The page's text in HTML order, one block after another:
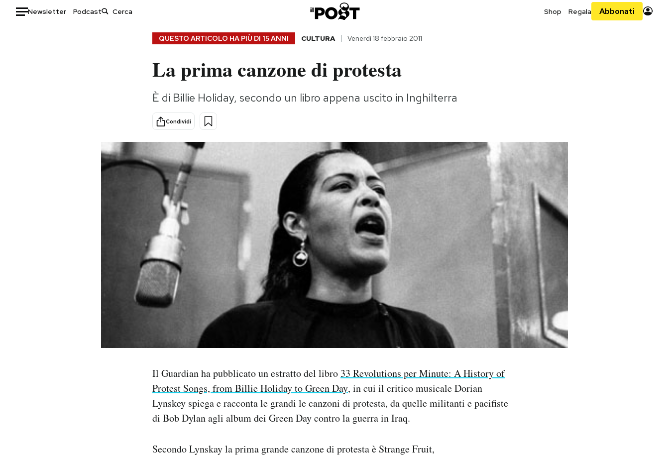
Newsletter Podcast Shop Regala Abbonati
Consumismi
Storie/Idee
Ok Boomer!
Media
Europa
Mondiali calcio 2026
QUESTO ARTICOLO HA PIÙ DI 15 ANNI CULTURA Venerdì 18 febbraio 2011
La prima canzone di protesta
È di Billie Holiday, secondo un libro appena uscito in Inghilterra
Condividi
Il Guardian ha pubblicato un estratto del libro 33 Revolutions per Minute: A History of
Protest Songs, from Billie Holiday to Green Day, in cui il critico musicale Dorian
Lynskey spiega e racconta le grandi le canzoni di protesta, da quelle militanti e pacifiste
di Bob Dylan agli album dei Green Day contro la guerra in Iraq.
Secondo Lynskay la prima grande canzone di protesta è Strange Fruit,